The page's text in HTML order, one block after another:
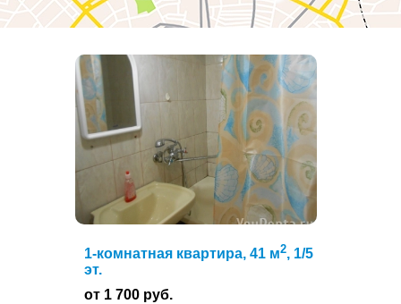
1-комнатная квартира, 41 м2, 1/5
эт.
от 1 700 руб.